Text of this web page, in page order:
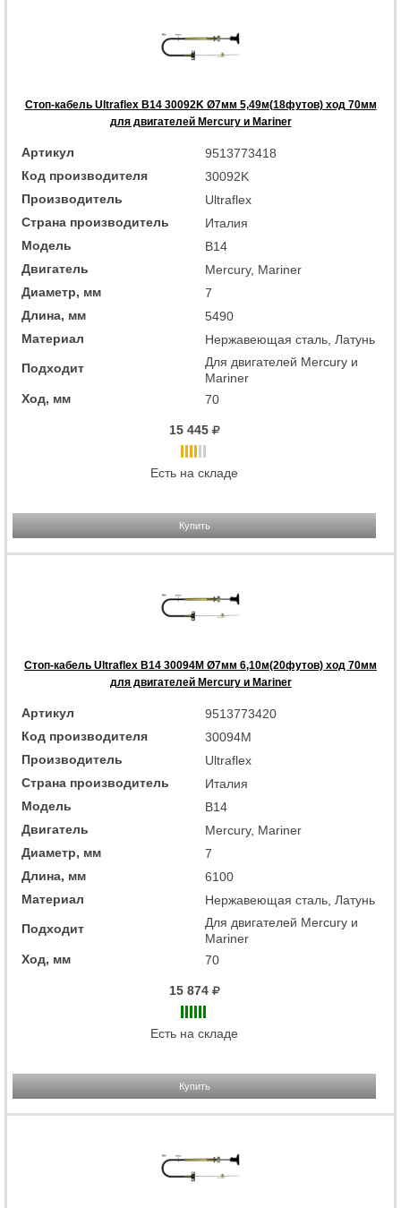
Стоп-кабель Ultraflex B14 30092K Ø7мм 5,49м(18футов) ход 70мм
для двигателей Mercury и Mariner
Артикул
9513773418
Код производителя
30092K
Производитель
Ultraflex
Страна производитель
Италия
Модель
B14
Двигатель
Mercury, Mariner
Диаметр, мм
7
Длина, мм
5490
Материал
Нержавеющая сталь, Латунь
Подходит
Для двигателей Mercury и
Mariner
Ход, мм
70
15 445
Есть на складе
Купить
Стоп-кабель Ultraflex B14 30094M Ø7мм 6,10м(20футов) ход 70мм
для двигателей Mercury и Mariner
Артикул
9513773420
Код производителя
30094M
Производитель
Ultraflex
Страна производитель
Италия
Модель
B14
Двигатель
Mercury, Mariner
Диаметр, мм
7
Длина, мм
6100
Материал
Нержавеющая сталь, Латунь
Подходит
Для двигателей Mercury и
Mariner
Ход, мм
70
15 874
Есть на складе
Купить